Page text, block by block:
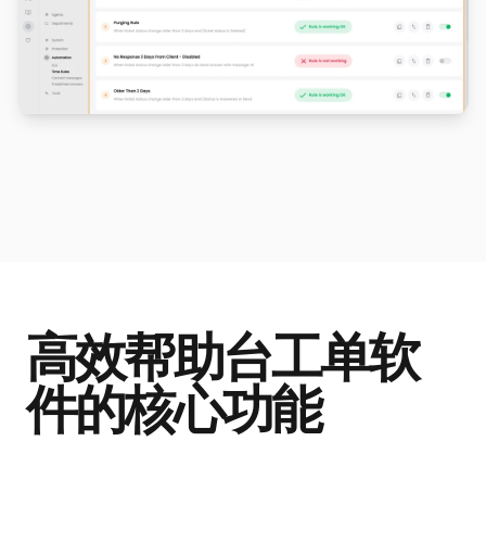
高效帮助台工单软
件的核心功能